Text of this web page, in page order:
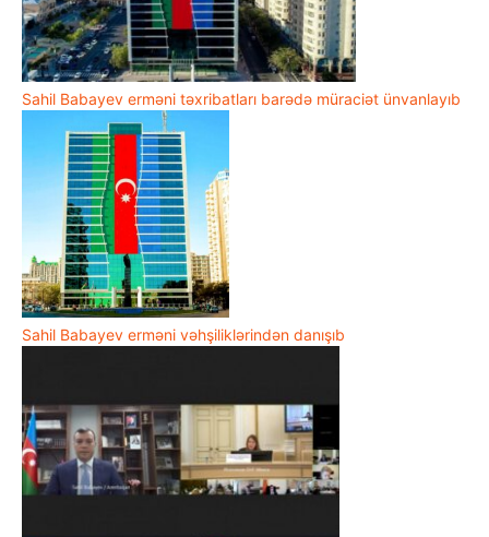
Sahil Babayev erməni təxribatları barədə müraciət ünvanlayıb
Sahil Babayev erməni vəhşiliklərindən danışıb